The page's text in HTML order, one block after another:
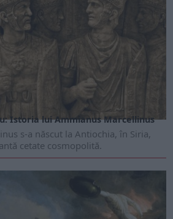
Istoria lui Ammianus Marcellinus
s-a născut la Antiochia, în Siria,
cetate cosmopolită.